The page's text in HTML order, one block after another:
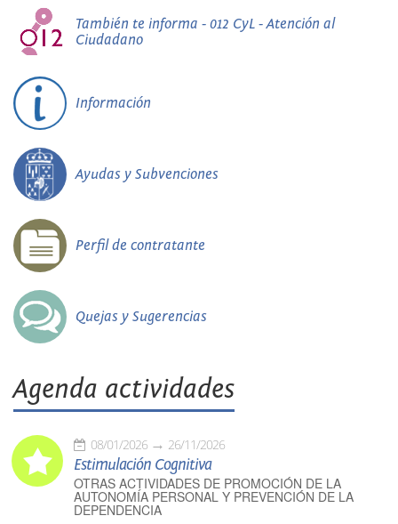
También te informa - 012 CyL - Atención al
Ciudadano
Información
Ayudas y Subvenciones
Perfil de contratante
Quejas y Sugerencias
Agenda actividades
08/01/2026 26/11/2026
Estimulación Cognitiva
OTRAS ACTIVIDADES DE PROMOCIÓN DE LA
AUTONOMÍA PERSONAL Y PREVENCIÓN DE LA
DEPENDENCIA